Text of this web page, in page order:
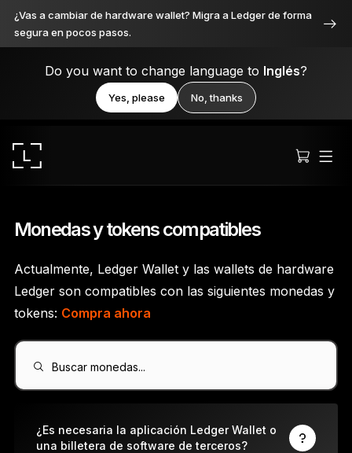
¿Vas a cambiar de hardware wallet? Migra a Ledger de forma
segura en pocos pasos.
Do you want to change language to Inglés?
Yes, please No, thanks
Premium desde cada ángulo
Ledger NanoGen5
Tan única como tú
Monedas y tokens compatibles
Actualmente, Ledger Wallet y las wallets de hardware
Ledger son compatibles con las siguientes monedas y
tokens: Compra ahora
Buscar monedas...
¿Es necesaria la aplicación Ledger Wallet o
una billetera de software de terceros?